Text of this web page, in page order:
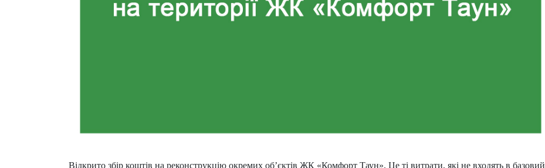
Відкрито збір коштів на реконструкцію окремих об’єктів ЖК «Комфорт Таун». Це ті витрати, які не входять в базовий